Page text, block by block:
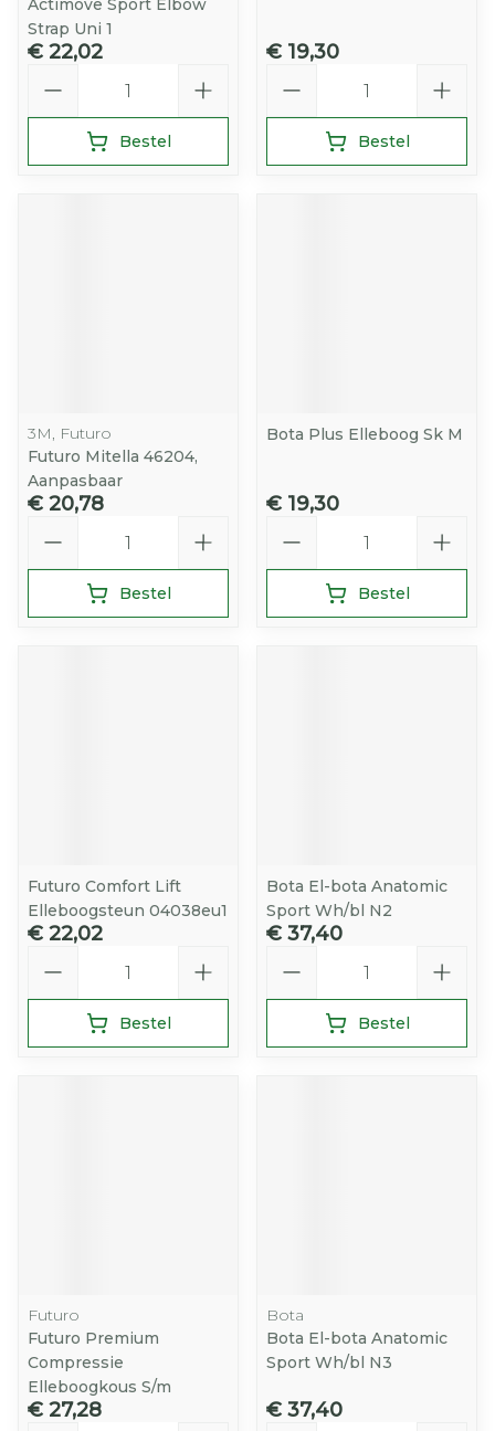
Actimove Sport Elbow
Strap Uni 1
€ 22,02
Bestel
€ 19,30
Bestel
3M, Futuro
Futuro Mitella 46204,
Aanpasbaar
€ 20,78
Bestel
Bota Plus Elleboog Sk M
€ 19,30
Bestel
Futuro Comfort Lift
Elleboogsteun 04038eu1
€ 22,02
Bestel
Bota El-bota Anatomic
Sport Wh/bl N2
€ 37,40
Bestel
Futuro
Futuro Premium
Compressie
Elleboogkous S/m
€ 27,28
Bota
Bota El-bota Anatomic
Sport Wh/bl N3
€ 37,40